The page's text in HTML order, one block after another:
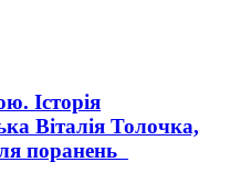
Історія
Віталія Толочка,
поранень